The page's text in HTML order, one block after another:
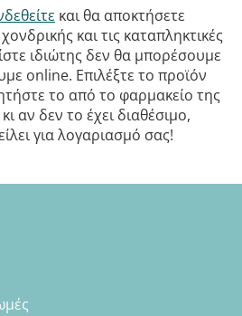
και θα αποκτήσετε
και τις καταπληκτικές
ιδιώτης δεν θα μπορέσουμε
online. Επιλέξτε το προϊόν
το από το φαρμακείο της
αν δεν το έχει διαθέσιμο,
για λογαριασμό σας!